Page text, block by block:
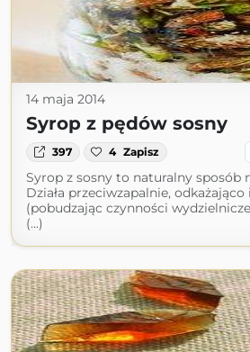
14 maja 2014
Syrop z pędów sosny
397 4 Zapisz
Syrop z sosny to naturalny sposób
Działa przeciwzapalnie,
(pobudzając czynności
(...)